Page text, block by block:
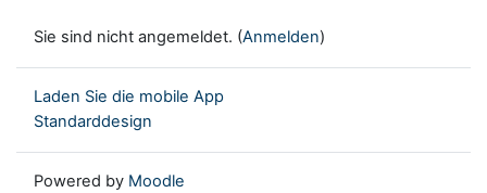
Sie sind nicht angemeldet. (Anmelden)
Laden Sie die mobile App
Standarddesign
Powered by Moodle